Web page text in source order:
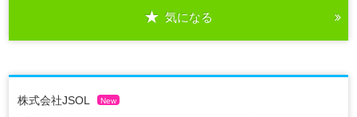
気になる
株式会社JSOL New